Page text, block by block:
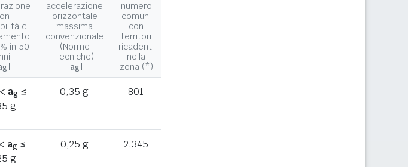
di
in 50
g]
accelerazione
orizzontale
massima
convenzionale
(Norme
Tecniche)
[ag]
numero
comuni
con
territori
ricadenti
nella
zona (*)
ag≤
g
0,35 g 801
ag ≤
g
0,25 g 2.345